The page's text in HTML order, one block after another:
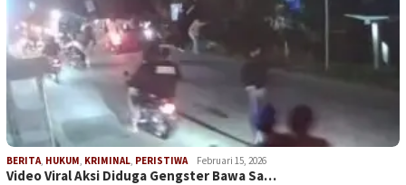
BERITA HUKUM KRIMINAL PERISTIWA Februari 15, 2026
Video Viral Aksi Diduga Gengster Bawa Sa…